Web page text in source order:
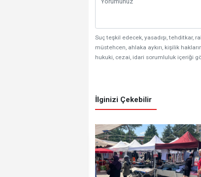
Suç teşkil edecek, yasadışı, tehditkar,
müstehcen, ahlaka aykırı, kişilik
hukuki, cezai, idari sorumluluk içeriği
İlginizi Çekebilir